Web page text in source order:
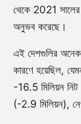
থেকে 2021 সালের
অনুভব করেছে।
এই দেশগুলির
কারণে হয়েছিল,
-16.5 মিলিয়ন নিট
(-2.9 মিলিয়ন),